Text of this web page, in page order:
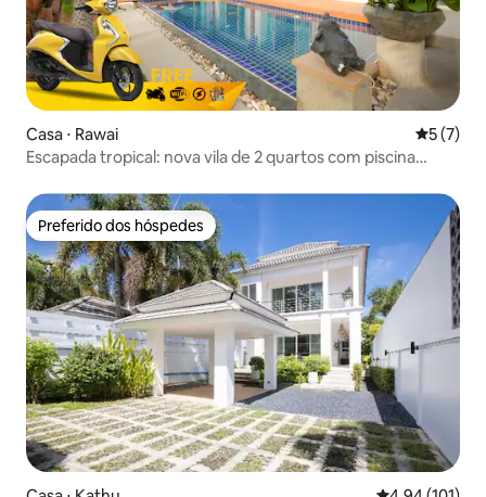
Casa ⋅ Rawai 5 de
5 (7)
Escapada tropical: nova vila de 2 quartos com piscina
Preferido dos hóspedes
Preferido dos hóspedes